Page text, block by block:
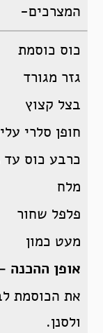
המצרכים-
כוס כוסמת
גזר מגורד
בצל קצוץ
חופן סלרי
כרבע כוס עד 1/3 עדשים כתומות
מלח
פלפל שחור
מעט כמון
אופן ההכנה
את הכוסמת
ולסנן.